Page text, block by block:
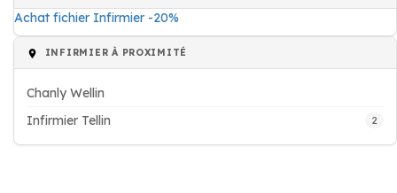
Achat fichier Infirmier -20%
INFIRMIER À PROXIMITÉ
Chanly Wellin
Infirmier Tellin
2